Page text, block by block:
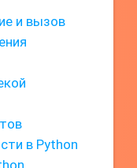
и вызов
в Python